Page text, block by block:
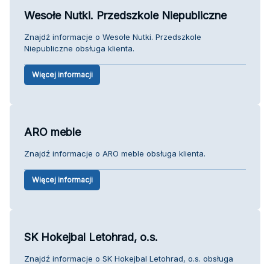
Wesołe Nutki. Przedszkole Niepubliczne
Znajdź informacje o Wesołe Nutki. Przedszkole
Niepubliczne obsługa klienta.
Więcej informacji
ARO meble
Znajdź informacje o ARO meble obsługa klienta.
Więcej informacji
SK Hokejbal Letohrad, o.s.
Znajdź informacje o SK Hokejbal Letohrad, o.s. obsługa